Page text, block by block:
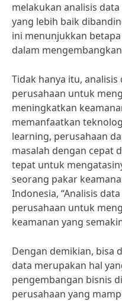
melakukan analisis
yang lebih baik
ini menunjukkan
dalam
Tidak hanya itu,
perusahaan untuk
meningkatkan
memanfaatkan
learning, perusahaan
masalah dengan cepat
tepat untuk
seorang pakar
Indonesia, “Analisis
perusahaan untuk
keamanan yang
Dengan demikian, bisa
data merupakan hal
pengembangan bisnis
perusahaan yang